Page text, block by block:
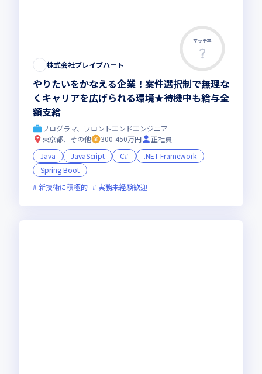
マッチ率
株式会社ブレイブハート
やりたいをかなえる企業！案件選択制で無理な
くキャリアを広げられる環境★待機中も給与全
額支給
プログラマ、フロントエンドエンジニア
東京都、その他
300-450万円
正社員
Java
JavaScript C#
.NET Framework
Spring Boot
新技術に積極的
実務未経験歓迎